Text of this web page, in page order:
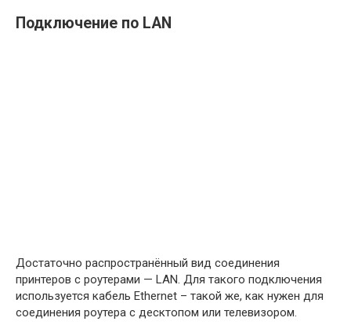
Подключение по LAN
Достаточно распространённый вид соединения
принтеров с роутерами — LAN. Для такого подключения
используется кабель Ethernet – такой же, как нужен для
соединения роутера с десктопом или телевизором.